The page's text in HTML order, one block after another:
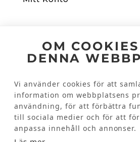
OM
DENNA
Vi använder cookies för att
information om webbplatsens
användning, för att förbättra
till sociala medier och för att
anpassa innehåll och annonser.
Kundinformation
Kontakta oss